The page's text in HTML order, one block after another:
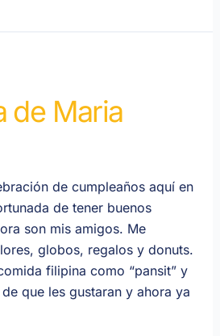
de Maria
de cumpleaños aquí en
de tener buenos
son mis amigos. Me
globos, regalos y donuts.
filipina como “pansit” y
que les gustaran y ahora ya